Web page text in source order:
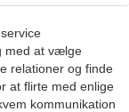
med at vælge
relationer og finde
at flirte med enlige
kommunikation